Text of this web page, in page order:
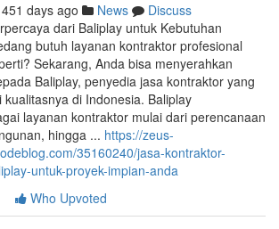
451 days ago News
Discuss
dari Baliplay untuk Kebutuhan
butuh layanan kontraktor profesional
Sekarang, Anda bisa menyerahkan
Baliplay, penyedia jasa kontraktor yang
di Indonesia. Baliplay
layanan kontraktor mulai dari perencanaan
hingga ... https://zeus-
35160240/jasa-kontraktor-
untuk-proyek-impian-anda
Who Upvoted